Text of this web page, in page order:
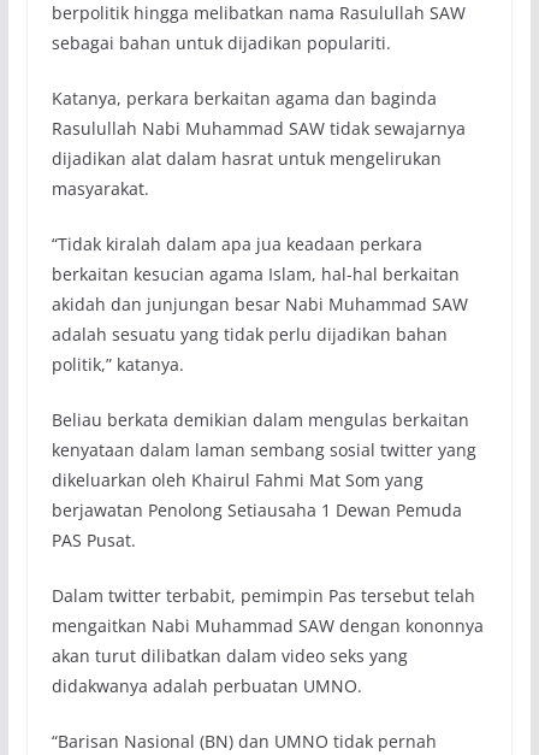
berpolitik hingga melibatkan nama Rasulullah SAW
sebagai bahan untuk dijadikan populariti.
Katanya, perkara berkaitan agama dan baginda
Rasulullah Nabi Muhammad SAW tidak sewajarnya
dijadikan alat dalam hasrat untuk mengelirukan
masyarakat.
“Tidak kiralah dalam apa jua keadaan perkara
berkaitan kesucian agama Islam, hal-hal berkaitan
akidah dan junjungan besar Nabi Muhammad SAW
adalah sesuatu yang tidak perlu dijadikan bahan
politik,” katanya.
Beliau berkata demikian dalam mengulas berkaitan
kenyataan dalam laman sembang sosial twitter yang
dikeluarkan oleh Khairul Fahmi Mat Som yang
berjawatan Penolong Setiausaha 1 Dewan Pemuda
PAS Pusat.
Dalam twitter terbabit, pemimpin Pas tersebut telah
mengaitkan Nabi Muhammad SAW dengan kononnya
akan turut dilibatkan dalam video seks yang
didakwanya adalah perbuatan UMNO.
“Barisan Nasional (BN) dan UMNO tidak pernah